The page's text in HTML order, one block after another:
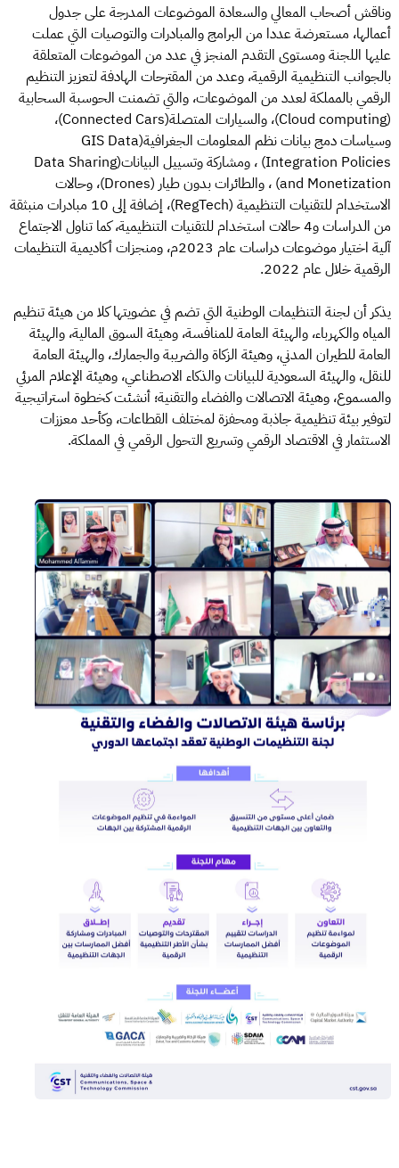
وناقش أصحاب المعالي والسعادة الموضوعات المدرجة على جدول
أعمالها، مستعرضة عددا من البرامج والمبادرات والتوصيات التي عملت
عليها اللجنة ومستوى التقدم المنجز في عدد من الموضوعات المتعلقة
بالجوانب التنظيمية الرقمية، وعدد من المقترحات الهادفة لتعزيز التنظيم
الرقمي بالمملكة لعدد من الموضوعات، والتي تضمنت الحوسبة السحابية
(Cloud computing)، والسيارات المتصلة(Connected Cars)،
وسياسات دمج بيانات نظم المعلومات الجغرافية(GIS Data
Integration Policies) ، ومشاركة وتسييل البيانات(Data Sharing
and Monetization) ، والطائرات بدون طيار (Drones)، وحالات
الاستخدام للتقنيات التنظيمية (RegTech)، إضافة إلى 10 مبادرات منبثقة
من الدراسات و4 حالات استخدام للتقنيات التنظيمية، كما تناول الاجتماع
آلية اختيار موضوعات دراسات عام 2023م، ومنجزات أكاديمية التنظيمات
الرقمية خلال عام 2022.
يذكر أن لجنة التنظيمات الوطنية التي تضم في عضويتها كلا من هيئة تنظيم
المياه والكهرباء، والهيئة العامة للمنافسة، وهيئة السوق المالية، والهيئة
العامة للطيران المدني، وهيئة الزكاة والضريبة والجمارك، والهيئة العامة
للنقل، والهيئة السعودية للبيانات والذكاء الاصطناعي، وهيئة الإعلام المرئي
والمسموع، وهيئة الاتصالات والفضاء والتقنية؛ أنشئت كخطوة استراتيجية
لتوفير بيئة تنظيمية جاذبة ومحفزة لمختلف القطاعات، وكأحد معززات
الاستثمار في الاقتصاد الرقمي وتسريع التحول الرقمي في المملكة.